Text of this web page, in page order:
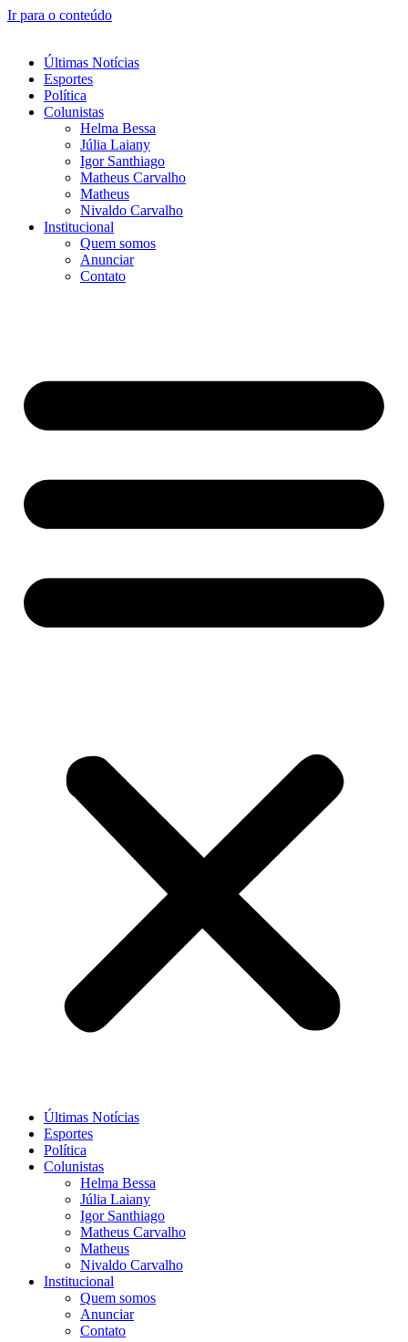
Ir para o conteúdo
Últimas Notícias
Esportes
Política
Colunistas
Helma Bessa
Júlia Laiany
Igor Santhiago
Matheus Carvalho
Matheus
Nivaldo Carvalho
Institucional
Quem somos
Anunciar
Contato
Últimas Notícias
Esportes
Política
Colunistas
Helma Bessa
Júlia Laiany
Igor Santhiago
Matheus Carvalho
Matheus
Nivaldo Carvalho
Institucional
Quem somos
Anunciar
Contato